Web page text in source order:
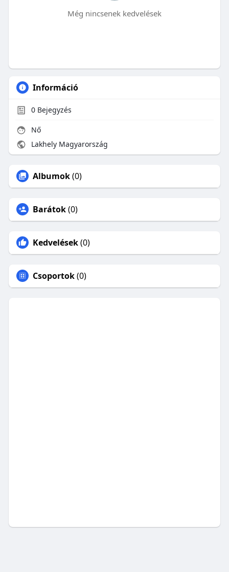
Még nincsenek kedvelések
Információ
0Bejegyzés
Nő
Lakhely Magyarország
Albumok(0)
Barátok(0)
Kedvelések(0)
Csoportok(0)